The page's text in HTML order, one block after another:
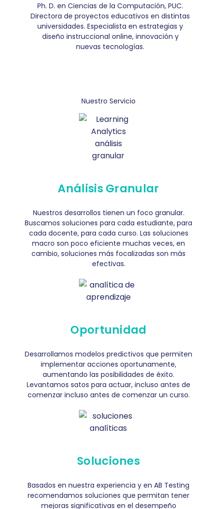
Ph. D. en Ciencias de la Computación, PUC.
Directora de proyectos educativos en distintas
universidades. Especialista en estrategias y
diseño instruccional online, innovación y
nuevas tecnologías.
Nuestro Servicio
Análisis Granular
Nuestros desarrollos tienen un foco granular.
Buscamos soluciones para cada estudiante, para
cada docente, para cada curso. Las soluciones
macro son poco eficiente muchas veces, en
cambio, soluciones más focalizadas son más
efectivas.
Oportunidad
Desarrollamos modelos predictivos que permiten
implementar acciones oportunamente,
aumentando las posibilidades de éxito.
Levantamos satos para actuar, incluso antes de
comenzar incluso antes de comenzar un curso.
Soluciones
Basados en nuestra experiencia y en AB Testing
recomendamos soluciones que permitan tener
mejoras significativas en el desempeño